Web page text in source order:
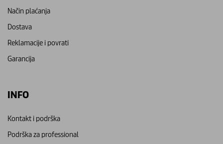
Način plaćanja
Dostava
Reklamacije i povrati
Garancija
INFO
Kontakt i podrška
Podrška za professional